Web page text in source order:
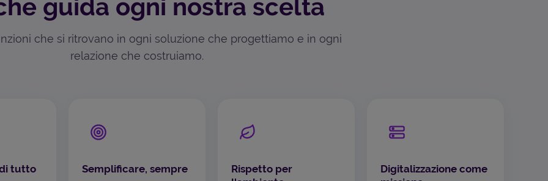
guida ogni nostra scelta
che si ritrovano in ogni soluzione che progettiamo e in ogni
relazione che costruiamo.
tutto Semplificare, sempre
Rispetto per
Digitalizzazione come